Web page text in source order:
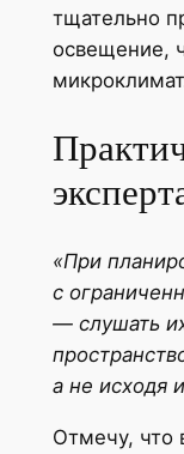
тщательно
освещение,
«При
с
— слушать
а не исходя
Отмечу, что